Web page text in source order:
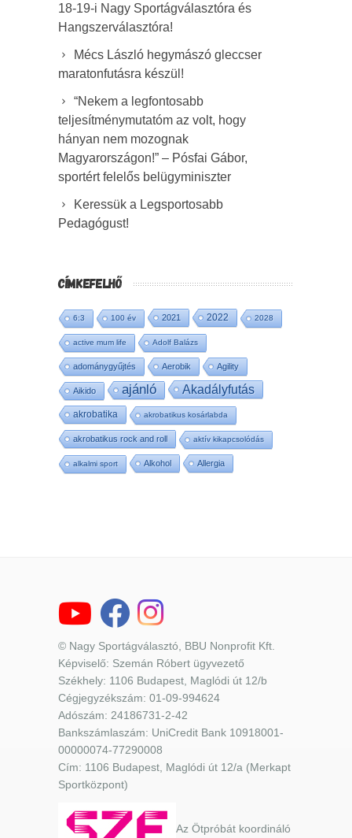
18-19-i Nagy Sportágválasztóra és
Hangszerválasztóra!
Mécs László hegymászó gleccser
maratonfutásra készül!
“Nekem a legfontosabb
teljesítménymutatóm az volt, hogy
hányan nem mozognak
Magyarországon!” – Pósfai Gábor,
sportért felelős belügyminiszter
Keressük a Legsportosabb
Pedagógust!
CÍMKEFELHŐ
6:3 100 év 2021 2022 2028
active mum life Adolf Balázs
adománygyűjtés Aerobik Agility
Aikido ajánló Akadályfutás
akrobatika akrobatikus kosárlabda
akrobatikus rock and roll aktív kikapcsolódás
alkalmi sport Alkohol Allergia
© Nagy Sportágválasztó, BBU Nonprofit Kft.
Képviselő: Szemán Róbert ügyvezető
Székhely: 1106 Budapest, Maglódi út 12/b
Cégjegyzékszám: 01-09-994624
Adószám: 24186731-2-42
Bankszámlaszám: UniCredit Bank 10918001-
00000074-77290008
Cím: 1106 Budapest, Maglódi út 12/a (Merkapt
Sportközpont)
Az Ötpróbát koordináló